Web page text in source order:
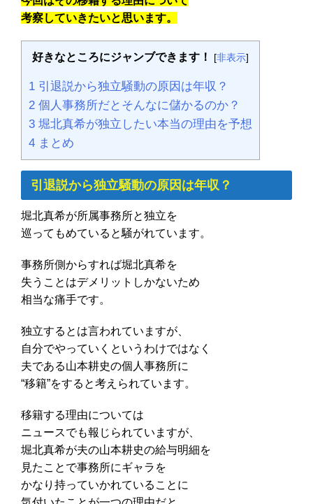
考察していきたいと思います。
好きなところにジャンブできます！ [非表示]
1 引退説から独立騒動の原因は年収？
2 個人事務所だとそんなに儲かるのか？
3 堀北真希が独立したい本当の理由を予想
4 まとめ
引退説から独立騒動の原因は年収？
堀北真希が所属事務所と独立を
巡ってもめていると騒がれています。
事務所側からすれば堀北真希を
失うことはデメリットしかないため
相当な痛手です。
独立するとは言われていますが、
自分でやっていくというわけではなく
夫である山本耕史の個人事務所に
“移籍”をすると考えられています。
移籍する理由については
ニュースでも報じられていますが、
堀北真希が夫の山本耕史の給与明細を
見たことで事務所にギャラを
かなり持っていかれていることに